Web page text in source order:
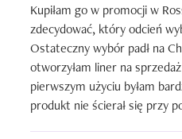
Eyelinera w pojemniczku jest
srebrny i złoty jeszcze się
jakieś 12 miesięcy. Co prawda
okazje (takie mocne błyski
codzienny makijaż, chociaż
naprawdę trochę było i
Kupiłam go w promocji w
zdecydować, który odcień
Ostateczny wybór padł na
otworzyłam liner na
pierwszym użyciu byłam
produkt nie ścierał się przy